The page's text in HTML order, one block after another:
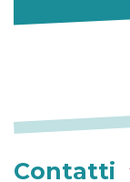
Contatti